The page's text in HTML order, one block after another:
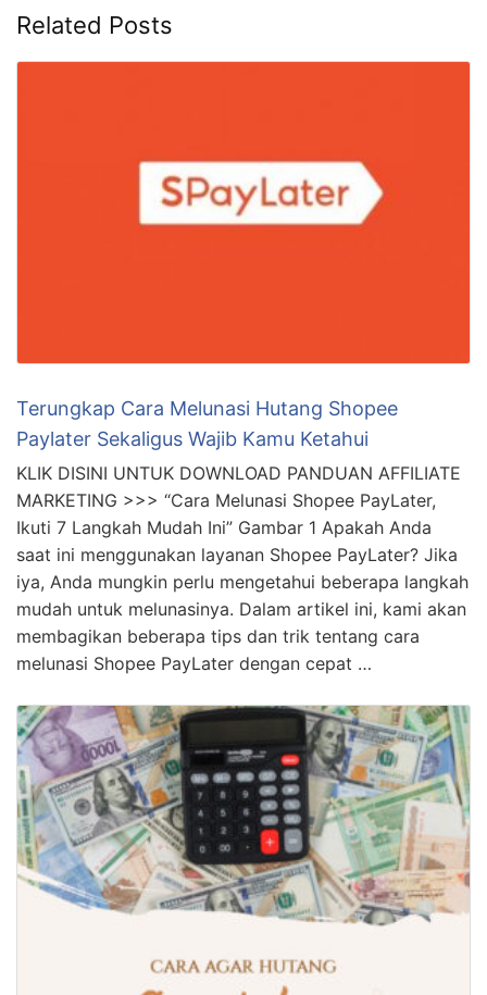
Related Posts
Terungkap Cara Melunasi Hutang Shopee
Paylater Sekaligus Wajib Kamu Ketahui
KLIK DISINI UNTUK DOWNLOAD PANDUAN AFFILIATE
MARKETING >>> “Cara Melunasi Shopee PayLater,
Ikuti 7 Langkah Mudah Ini” Gambar 1 Apakah Anda
saat ini menggunakan layanan Shopee PayLater? Jika
iya, Anda mungkin perlu mengetahui beberapa langkah
mudah untuk melunasinya. Dalam artikel ini, kami akan
membagikan beberapa tips dan trik tentang cara
melunasi Shopee PayLater dengan cepat …